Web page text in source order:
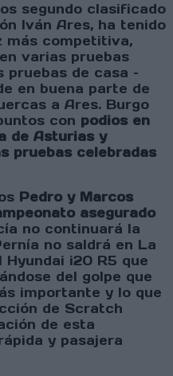
segundo clasificado
Iván Ares, ha tenido
más competitiva,
varias pruebas
pruebas de casa –
en buena parte de
a Ares. Burgo
con podios en
de Asturias y
pruebas celebradas
Pedro y Marcos
asegurado
no continuará la
no saldrá en La
i20 R5 que
del golpe que
importante y lo que
de Scratch
de esta
y pasajera